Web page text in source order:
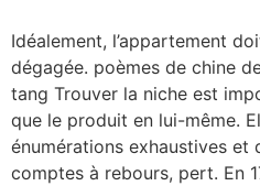
Idéalement, l’appartement
dégagée. poèmes de chine
tang Trouver la niche est
que le produit en lui-même.
énumérations exhaustives
comptes à rebours, pert. En